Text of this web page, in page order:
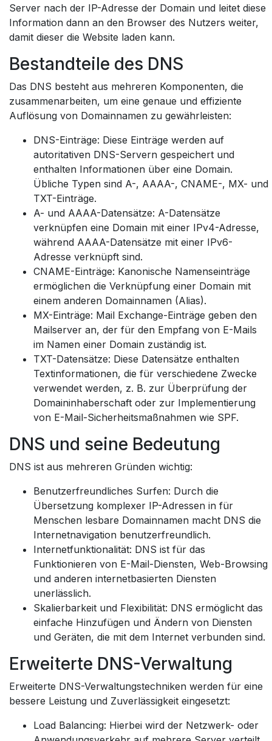
Server nach der IP-Adresse der Domain und leitet diese
Information dann an den Browser des Nutzers weiter,
damit dieser die Website laden kann.
Bestandteile des DNS
Das DNS besteht aus mehreren Komponenten, die
zusammenarbeiten, um eine genaue und effiziente
Auflösung von Domainnamen zu gewährleisten:
DNS-Einträge: Diese Einträge werden auf
autoritativen DNS-Servern gespeichert und
enthalten Informationen über eine Domain.
Übliche Typen sind A-, AAAA-, CNAME-, MX- und
TXT-Einträge.
A- und AAAA-Datensätze: A-Datensätze
verknüpfen eine Domain mit einer IPv4-Adresse,
während AAAA-Datensätze mit einer IPv6-
Adresse verknüpft sind.
CNAME-Einträge: Kanonische Namenseinträge
ermöglichen die Verknüpfung einer Domain mit
einem anderen Domainnamen (Alias).
MX-Einträge: Mail Exchange-Einträge geben den
Mailserver an, der für den Empfang von E-Mails
im Namen einer Domain zuständig ist.
TXT-Datensätze: Diese Datensätze enthalten
Textinformationen, die für verschiedene Zwecke
verwendet werden, z. B. zur Überprüfung der
Domaininhaberschaft oder zur Implementierung
von E-Mail-Sicherheitsmaßnahmen wie SPF.
DNS und seine Bedeutung
DNS ist aus mehreren Gründen wichtig:
Benutzerfreundliches Surfen: Durch die
Übersetzung komplexer IP-Adressen in für
Menschen lesbare Domainnamen macht DNS die
Internetnavigation benutzerfreundlich.
Internetfunktionalität: DNS ist für das
Funktionieren von E-Mail-Diensten, Web-Browsing
und anderen internetbasierten Diensten
unerlässlich.
Skalierbarkeit und Flexibilität: DNS ermöglicht das
einfache Hinzufügen und Ändern von Diensten
und Geräten, die mit dem Internet verbunden sind.
Erweiterte DNS-Verwaltung
Erweiterte DNS-Verwaltungstechniken werden für eine
bessere Leistung und Zuverlässigkeit eingesetzt:
Load Balancing: Hierbei wird der Netzwerk- oder